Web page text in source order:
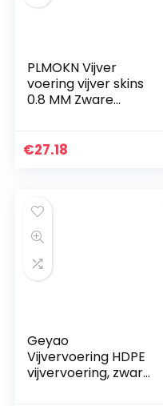
PLMOKN Vijver
voering vijver skins
0.8 MM Zware
voor Tuin Zwembad
€27.18
Geyao
Vijvervoering HDPE
vijvervoering, zwart,